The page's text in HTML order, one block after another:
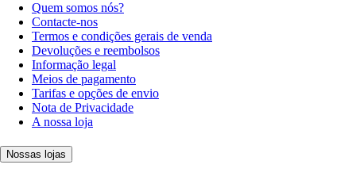
Quem somos nós?
Contacte-nos
Termos e condições gerais de venda
Devoluções e reembolsos
Informação legal
Meios de pagamento
Tarifas e opções de envio
Nota de Privacidade
A nossa loja
Nossas lojas